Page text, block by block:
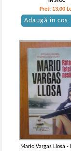
Pret: 13,00
Adaugă în coș
Mario Vargas Llosa -